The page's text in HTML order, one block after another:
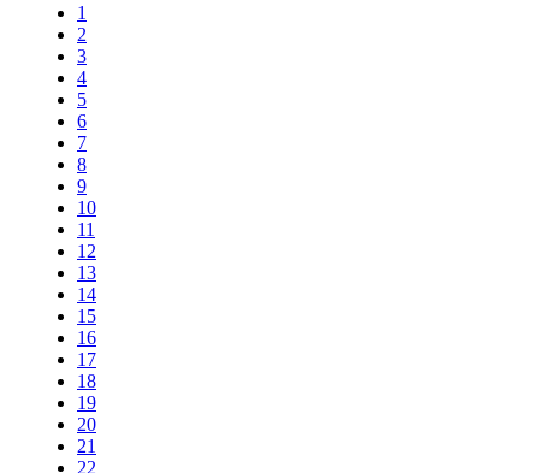
1
2
3
4
5
6
7
8
9
10
11
12
13
14
15
16
17
18
19
20
21
22